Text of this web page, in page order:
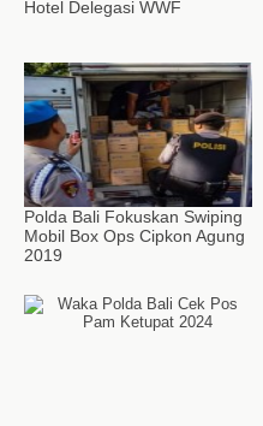
Hotel Delegasi WWF
Polda Bali Fokuskan Swiping
Mobil Box Ops Cipkon Agung
2019